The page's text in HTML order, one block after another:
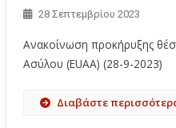
28 Σεπτεμβρίου 2023
Ανακοίνωση προκήρυξης
Ασύλου (EUAA) (28-9-2023)
Διαβάστε